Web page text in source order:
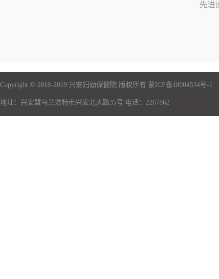
先进
Copyright © 2018-2019 兴安妇幼保健院 版权所有 蒙ICP备18004534号-1
地址：兴安盟乌兰浩特市兴安北大路35号 电话：2267862